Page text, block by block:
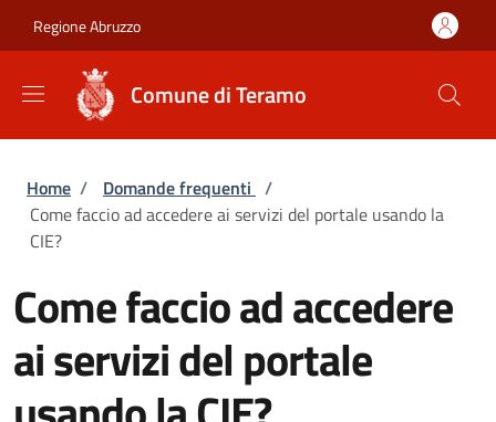
Regione Abruzzo
Comune di Teramo
Briciole di pane
Home / Domande frequenti /
Come faccio ad accedere ai servizi del portale usando la
CIE?
Come faccio ad accedere
ai servizi del portale